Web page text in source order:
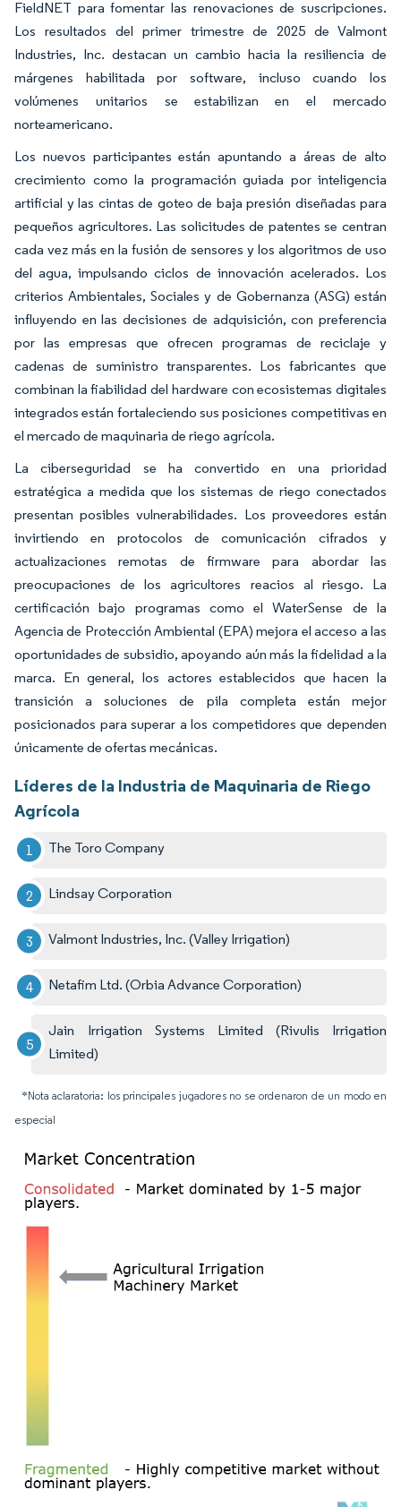
FieldNET para fomentar las renovaciones de suscripciones.
Los resultados del primer trimestre de 2025 de Valmont
Industries, Inc. destacan un cambio hacia la resiliencia de
márgenes habilitada por software, incluso cuando los
volúmenes unitarios se estabilizan en el mercado
norteamericano.
Los nuevos participantes están apuntando a áreas de alto
crecimiento como la programación guiada por inteligencia
artificial y las cintas de goteo de baja presión diseñadas para
pequeños agricultores. Las solicitudes de patentes se centran
cada vez más en la fusión de sensores y los algoritmos de uso
del agua, impulsando ciclos de innovación acelerados. Los
criterios Ambientales, Sociales y de Gobernanza (ASG) están
influyendo en las decisiones de adquisición, con preferencia
por las empresas que ofrecen programas de reciclaje y
cadenas de suministro transparentes. Los fabricantes que
combinan la fiabilidad del hardware con ecosistemas digitales
integrados están fortaleciendo sus posiciones competitivas en
el mercado de maquinaria de riego agrícola.
La ciberseguridad se ha convertido en una prioridad
estratégica a medida que los sistemas de riego conectados
presentan posibles vulnerabilidades. Los proveedores están
invirtiendo en protocolos de comunicación cifrados y
actualizaciones remotas de firmware para abordar las
preocupaciones de los agricultores reacios al riesgo. La
certificación bajo programas como el WaterSense de la
Agencia de Protección Ambiental (EPA) mejora el acceso a las
oportunidades de subsidio, apoyando aún más la fidelidad a la
marca. En general, los actores establecidos que hacen la
transición a soluciones de pila completa están mejor
posicionados para superar a los competidores que dependen
únicamente de ofertas mecánicas.
Líderes de la Industria de Maquinaria de Riego
Agrícola
The Toro Company
Lindsay Corporation
Valmont Industries, Inc. (Valley Irrigation)
Netafim Ltd. (Orbia Advance Corporation)
Jain Irrigation Systems Limited (Rivulis Irrigation
Limited)
*Nota aclaratoria: los principales jugadores no se ordenaron de un modo en
especial